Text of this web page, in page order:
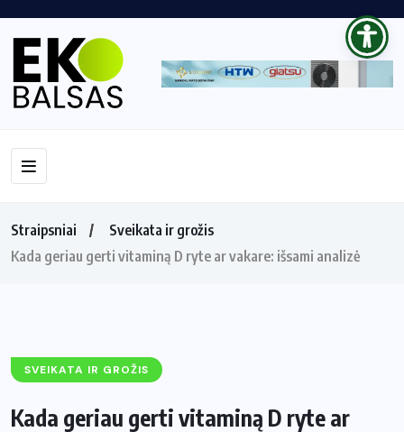
Straipsniai
Sveikata ir grožis
Kada geriau gerti vitaminą D ryte ar vakare: išsami analizė
SVEIKATA IR GROŽIS
Kada geriau gerti vitaminą D ryte ar